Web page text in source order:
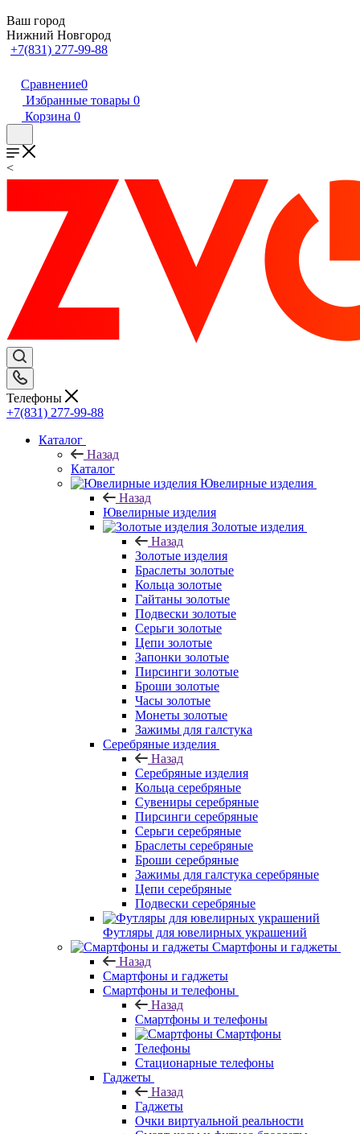
Ваш город
Нижний Новгород
+7(831) 277-99-88
Сравнение0
Избранные товары 0
Корзина 0
<
Телефоны
+7(831) 277-99-88
Каталог
Назад
Каталог
Ювелирные изделия
Назад
Ювелирные изделия
Золотые изделия
Назад
Золотые изделия
Браслеты золотые
Кольца золотые
Гайтаны золотые
Подвески золотые
Серьги золотые
Цепи золотые
Запонки золотые
Пирсинги золотые
Броши золотые
Часы золотые
Монеты золотые
Зажимы для галстука
Серебряные изделия
Назад
Серебряные изделия
Кольца серебряные
Сувениры серебряные
Пирсинги серебряные
Серьги серебряные
Браслеты серебряные
Броши серебряные
Зажимы для галстука серебряные
Цепи серебряные
Подвески серебряные
Футляры для ювелирных украшений
Смартфоны и гаджеты
Назад
Смартфоны и гаджеты
Смартфоны и телефоны
Назад
Смартфоны и телефоны
Смартфоны
Телефоны
Стационарные телефоны
Гаджеты
Назад
Гаджеты
Очки виртуальной реальности